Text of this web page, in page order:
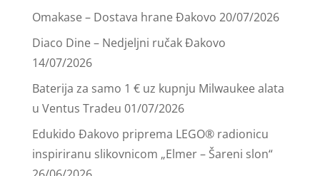
Omakase – Dostava hrane Đakovo 20/07/2026
Diaco Dine – Nedjeljni ručak Đakovo
14/07/2026
Baterija za samo 1 € uz kupnju Milwaukee alata
u Ventus Tradeu 01/07/2026
Edukido Đakovo priprema LEGO® radionicu
inspiriranu slikovnicom „Elmer – Šareni slon“